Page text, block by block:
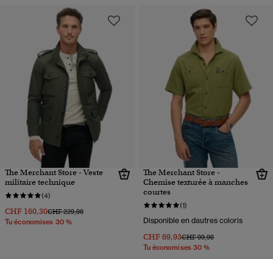
The Merchant Store - Veste
militaire technique
(4)
CHF 160,30Prix réduit de
CHF 229,00à
Tu économises 30 %
The Merchant Store -
Chemise texturée à manches
courtes
(1)
Disponible en dautres coloris
CHF 69,93Prix réduit de
CHF 99,90à
Tu économises 30 %